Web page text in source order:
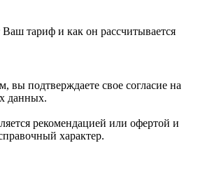
Ваш тариф и как он рассчитывается
вы подтверждаете свое согласие на
данных.
рекомендацией или офертой и
характер.